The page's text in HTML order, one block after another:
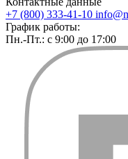
+7 (800) 333-41-10
График работы:
Пн.-Пт.: с 9:00 до 17:00